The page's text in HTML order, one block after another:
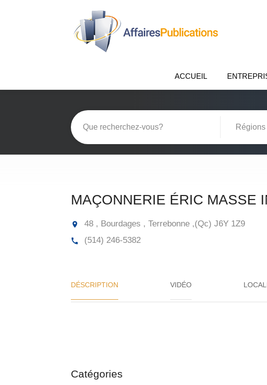
ACCUEIL
MAÇONNERIE ÉRIC MASSE
48 , Bourdages , Terrebonne ,(Qc) J6Y 1Z9
(514) 246-5382
DÉSCRIPTION VIDÉO
Catégories